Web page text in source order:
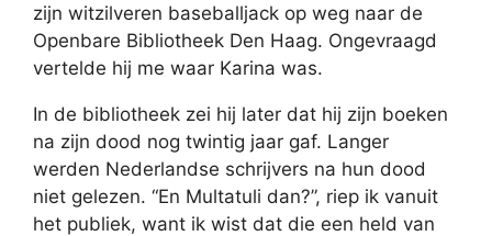
zijn witzilveren baseballjack op weg naar de
Openbare Bibliotheek Den Haag. Ongevraagd
vertelde hij me waar Karina was.
In de bibliotheek zei hij later dat hij zijn boeken
na zijn dood nog twintig jaar gaf. Langer
werden Nederlandse schrijvers na hun dood
niet gelezen. “En Multatuli dan?”, riep ik vanuit
het publiek, want ik wist dat die een held van